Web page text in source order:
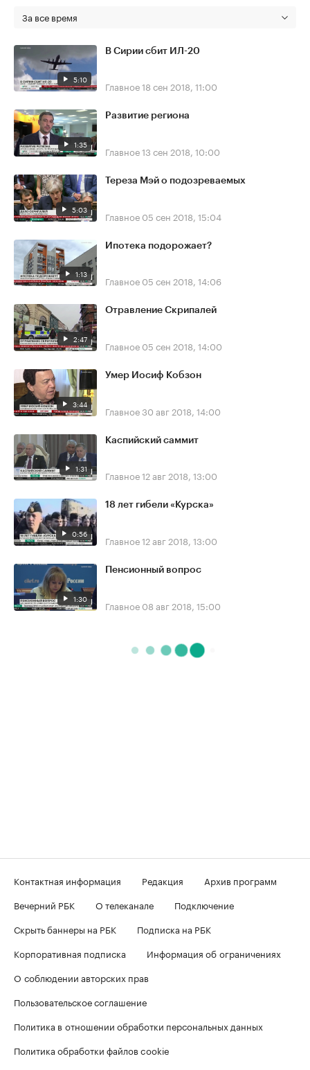
За все время
5:10
В Сирии сбит ИЛ-20
Главное18 сен 2018, 11:00
1:35
Развитие региона
Главное13 сен 2018, 10:00
5:03
Тереза Мэй о подозреваемых
Главное 05 сен 2018, 15:04
1:13
Ипотека подорожает?
Главное 05 сен 2018, 14:06
2:47
Отравление Скрипалей
Главное 05 сен 2018, 14:00
3:44
Умер Иосиф Кобзон
Главное30 авг 2018, 14:00
1:31
Каспийский саммит
Главное12 авг 2018, 13:00
0:56
18 лет гибели «Курска»
Главное12 авг 2018, 13:00
1:30
Пенсионный вопрос
Главное 08 авг 2018, 15:00
Контактная информация Редакция
Архив программ
Вечерний РБК
О телеканале
Подключение
Скрыть баннеры на РБК
Подписка на РБК
Корпоративная подписка
Информация об ограничениях
О соблюдении авторских прав
Пользовательское соглашение
Политика в отношении обработки персональных данных
Политика обработки файлов cookie